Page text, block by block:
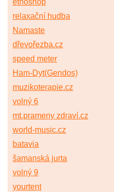
etnoshop
relaxační hudba
Namaste
dřevořezba.cz
speed meter
Ham-Dyt(Gendos)
muzikoterapie.cz
volný 6
mt.prameny zdraví.cz
world-music.cz
batavia
šamanská jurta
volný 9
yourtent